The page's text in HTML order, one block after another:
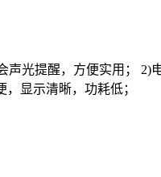
光提醒，方便实用； 2)
显示清晰，功耗低；